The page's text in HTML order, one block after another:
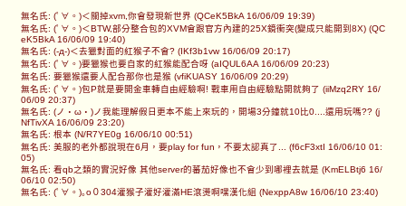
無名氏: (ﾟ∀。)＜關掉xvm,你會發現新世界 (QCeK5BkA 16/06/09 19:39)
無名氏: (ﾟ∀。)＜BTW,部分整合包的XVM會跟官方內建的25X鏡衝突(變成只能開到8X) (QC
eK5BkA 16/06/09 19:40)
無名氏: (-д-)＜去獵對面的紅猴子不會? (IKf3b1vw 16/06/09 20:17)
無名氏: (ﾟ∀。)要獵猴也要自家的紅猴能配合呀 (aIQUL6AA 16/06/09 20:23)
無名氏: 要獵猴還要人配合那你也是猴 (vfiKUASY 16/06/09 20:29)
無名氏: (ﾟ∀。)包P就是要開金車轉自由經驗啊! 戰車用自由經驗點開就夠了 (iiMzq2RY 16/
06/09 20:37)
無名氏: (ノ・ω・)ノ我能理解假日更本不能上來玩的，開場3分鐘就10比0....還用玩嗎?? (j
NfTivXA 16/06/09 23:20)
無名氏: 根本 (N/R7YE0g 16/06/10 00:51)
無名氏: 美服的老外都說現在6月，要play for fun，不要太認真了... (f6cF3xtI 16/06/10 01:
05)
無名氏: 看qb之類的實況好像 其他server的蕃茄好像也不會少到哪裡去就是 (KmELBtj6 16/
06/10 02:50)
無名氏: (ﾟ∀。)｡o０304灌猴子灌好灌滿HE滾燙啊嘿漢化組 (NexppA8w 16/06/10 23:40)